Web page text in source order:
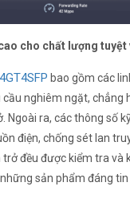
cho chất lượng tuyệt
bao gồm các
nghiêm ngặt, chẳng
Ngoài ra, các thông số
điện, chống sét lan
trở đều được kiểm tra và
sản phẩm đáng tin